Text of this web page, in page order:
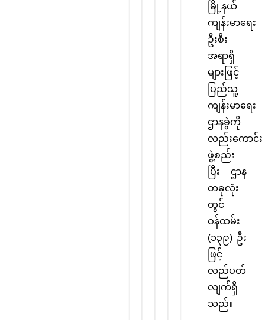
မြို့နယ်
ကျန်းမာရေး
ဦးစီး
အရာရှိ
များဖြင့်
ပြည်သူ့
ကျန်းမာရေး
ဌာနခွဲကို
လည်းကောင်း
ဖွဲ့စည်း
ပြီး ဌာန
တခုလုံး
တွင်
ဝန်ထမ်း
(၁၃၉) ဦး
ဖြင့်
လည်ပတ်
လျက်ရှိ
သည်။